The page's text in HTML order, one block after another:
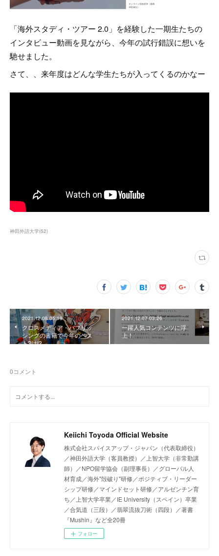
「海外スタディ・ツアー 2.0」を経験した一期生たちの
インタビュー動画を見ながら、今年の試行錯誤に想いを
馳せました。
さて、、来年度はどんな学生たちが入ってくるのかなー
神田外語大学(52)
2021.12.08 05:19
クロスメディア・パブリッ
シングの書籍で今年のベス
ト3は!?
2021.12.07 03:26
一躍人気コンテンツに浮
上！
0コメント
Keiichi Toyoda Official Website
株式会社スパイスアップ・ジャパン（代表取締役）
／神田外語大学（客員教授）／上智大学（非常勤講
師）／NPO留学協会（副理事長）／グローバル人
材育成／海外"殻破り"研修／ポジティブ・リーダー
シップ研修／マインドセット研修／アルゼンチン育
ち／上智大学卒業／IE University（スペイン）卒業
／合気道（三段）／翡翠流抜刀術（四段）／著書
『Mushin』など全20冊
フォロー